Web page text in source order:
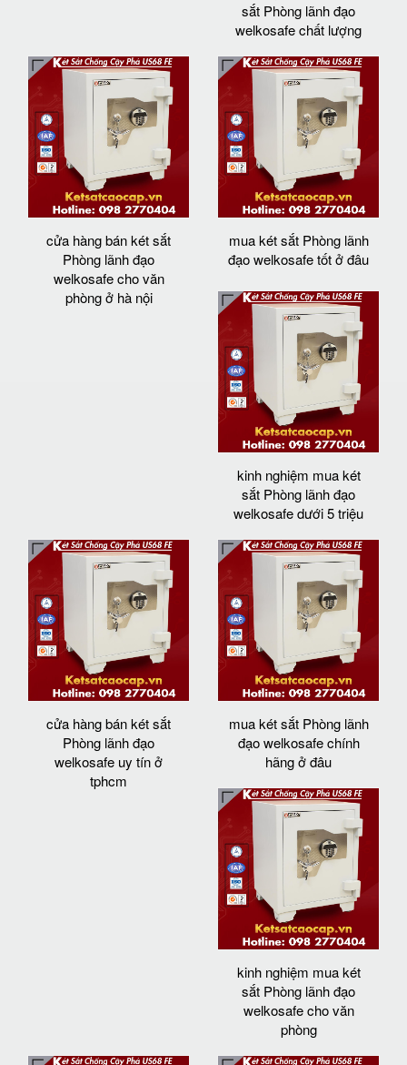
sắt Phòng lãnh đạo
welkosafe chất lượng
cửa hàng bán két sắt
Phòng lãnh đạo
welkosafe cho văn
phòng ở hà nội
mua két sắt Phòng lãnh
đạo welkosafe tốt ở đâu
kinh nghiệm mua két
sắt Phòng lãnh đạo
welkosafe dưới 5 triệu
cửa hàng bán két sắt
Phòng lãnh đạo
welkosafe uy tín ở
tphcm
mua két sắt Phòng lãnh
đạo welkosafe chính
hãng ở đâu
kinh nghiệm mua két
sắt Phòng lãnh đạo
welkosafe cho văn
phòng